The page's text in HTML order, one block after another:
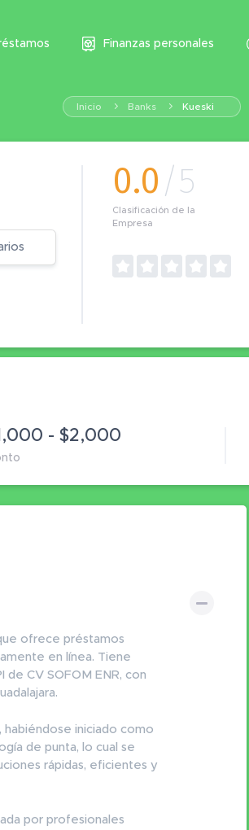
Finanzas personales
Inicio Banks Kueski
0.0/5
Clasificación de la
Empresa
- $2,000
ofrece préstamos
en línea. Tiene
CV SOFOM ENR, con
habiéndose iniciado como
de punta, lo cual se
rápidas, eficientes y
por profesionales